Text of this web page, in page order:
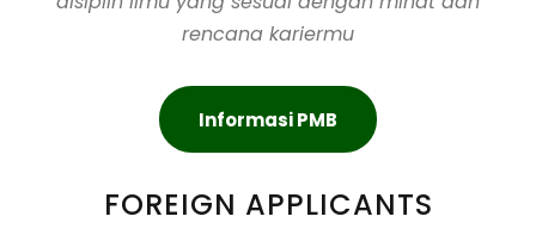
rencana kariermu
Informasi PMB
FOREIGN APPLICANTS